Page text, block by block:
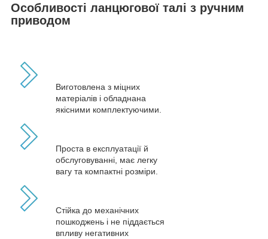
Особливості ланцюгової талі з ручним
приводом
Виготовлена з міцних
матеріалів і обладнана
якісними комплектуючими.
Проста в експлуатації й
обслуговуванні, має легку
вагу та компактні розміри.
Стійка до механічних
пошкоджень і не піддається
впливу негативних